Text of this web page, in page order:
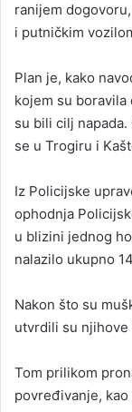
ranijem
i putničkim
Plan je, kako
kojem su
su bili cilj
se u Trogiru i
Iz Policijske
ophodnja
u blizini jednog
nalazilo ukupno
Nakon što su
utvrdili su
Tom prilikom
povređivanje,